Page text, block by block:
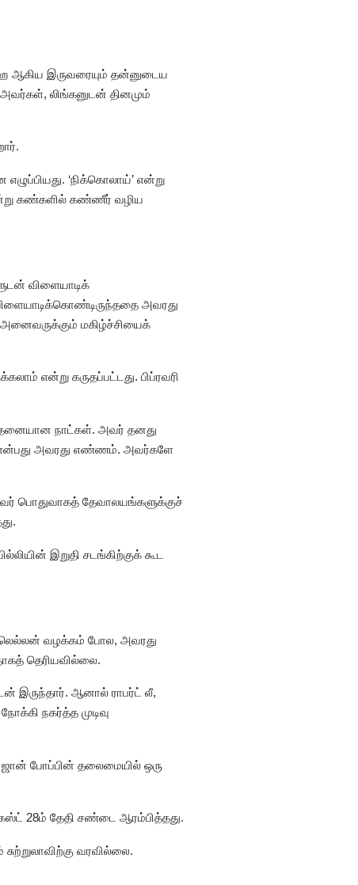
ஆகிய இருவரையும் தன்னுடைய
லிங்கனுடன் தினமும்
‘நிக்கொலாய்’ என்று
கண்களில் கண்ணீர் வழிய
விளையாடிக்
அவரது
அனைவருக்கும் மகிழ்ச்சியைக்
என்று கருதப்பட்டது. பிப்ரவரி
நாட்கள். அவர் தனது
என்பது அவரது எண்ணம். அவர்களே
பொதுவாகத் தேவாலயங்களுக்குச்
இறுதி சடங்கிற்குக் கூட
வழக்கம் போல, அவரது
தெரியவில்லை.
இருந்தார். ஆனால் ராபர்ட் லீ,
நகர்த்த முடிவு
ஜான் போப்பின் தலைமையில் ஒரு
28ம் தேதி சண்டை ஆரம்பித்தது.
வரவில்லை.